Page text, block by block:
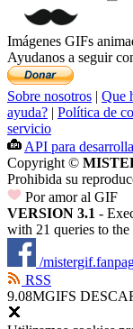
Imágenes GIFs
Ayudanos a seguir
Sobre nosotros | Que
ayuda? | Política de
servicio
API para
Copyright ©
Prohibida su
Por amor al GIF
VERSION 3.1 -
with 21 queries to the
/
RSS
9.08MGIFS